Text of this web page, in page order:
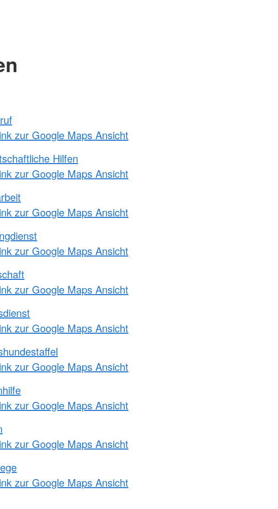
zur Google Maps Ansicht
Hilfen
zur Google Maps Ansicht
zur Google Maps Ansicht
zur Google Maps Ansicht
zur Google Maps Ansicht
zur Google Maps Ansicht
zur Google Maps Ansicht
zur Google Maps Ansicht
zur Google Maps Ansicht
zur Google Maps Ansicht